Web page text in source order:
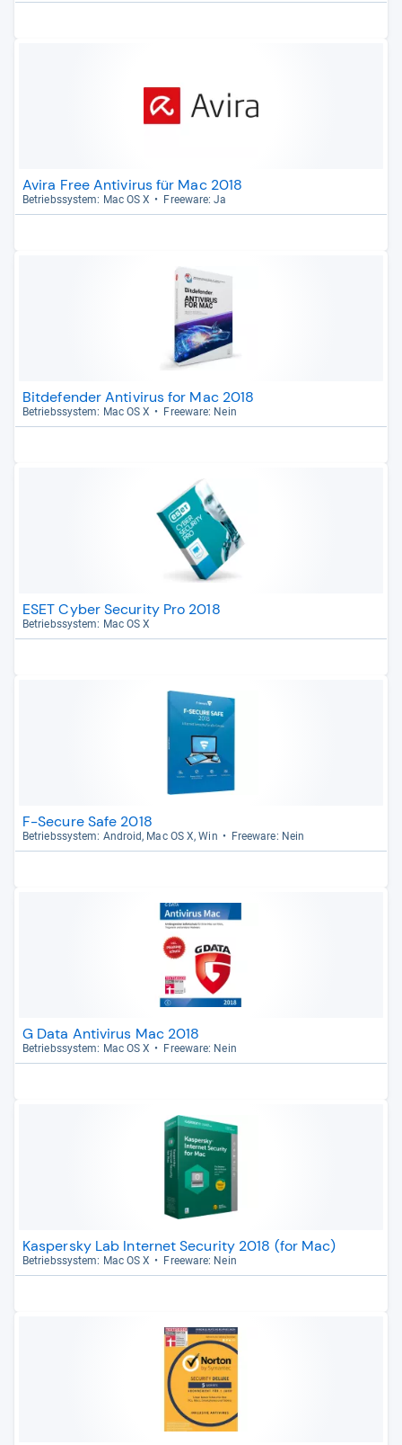
Avira Free Antivirus für Mac 2018
Betriebs­sys­tem: Mac OS X Free­ware: Ja
Bitdefender Antivirus for Mac 2018
Betriebs­sys­tem: Mac OS X Free­ware: Nein
ESET Cyber Security Pro 2018
Betriebs­sys­tem: Mac OS X
F-Secure Safe 2018
Betriebs­sys­tem: Android, Mac OS X, Win Free­ware: Nein
G Data Antivirus Mac 2018
Betriebs­sys­tem: Mac OS X Free­ware: Nein
Kaspersky Lab Internet Security 2018 (for Mac)
Betriebs­sys­tem: Mac OS X Free­ware: Nein